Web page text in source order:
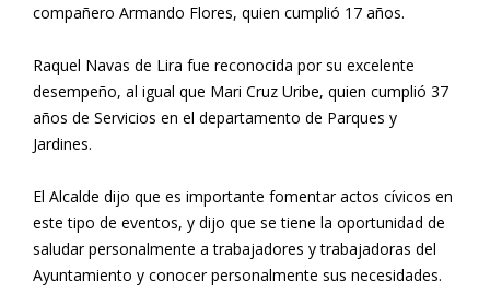
compañero Armando Flores, quien cumplió 17 años.
Raquel Navas de Lira fue reconocida por su excelente
desempeño, al igual que Mari Cruz Uribe, quien cumplió 37
años de Servicios en el departamento de Parques y
Jardines.
El Alcalde dijo que es importante fomentar actos cívicos en
este tipo de eventos, y dijo que se tiene la oportunidad de
saludar personalmente a trabajadores y trabajadoras del
Ayuntamiento y conocer personalmente sus necesidades.